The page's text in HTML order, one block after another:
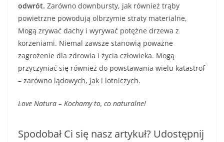
odwrót. Zarówno downbursty, jak również trąby
powietrzne powodują olbrzymie straty materialne,
Mogą zrywać dachy i wyrywać potężne drzewa z
korzeniami. Niemal zawsze stanowią poważne
zagrożenie dla zdrowia i życia człowieka. Mogą
przyczyniać się również do powstawania wielu katastrof
– zarówno lądowych, jak i lotniczych.
Love Natura – Kochamy to, co naturalne!
Spodobał Ci się nasz artykuł? Udostępnij